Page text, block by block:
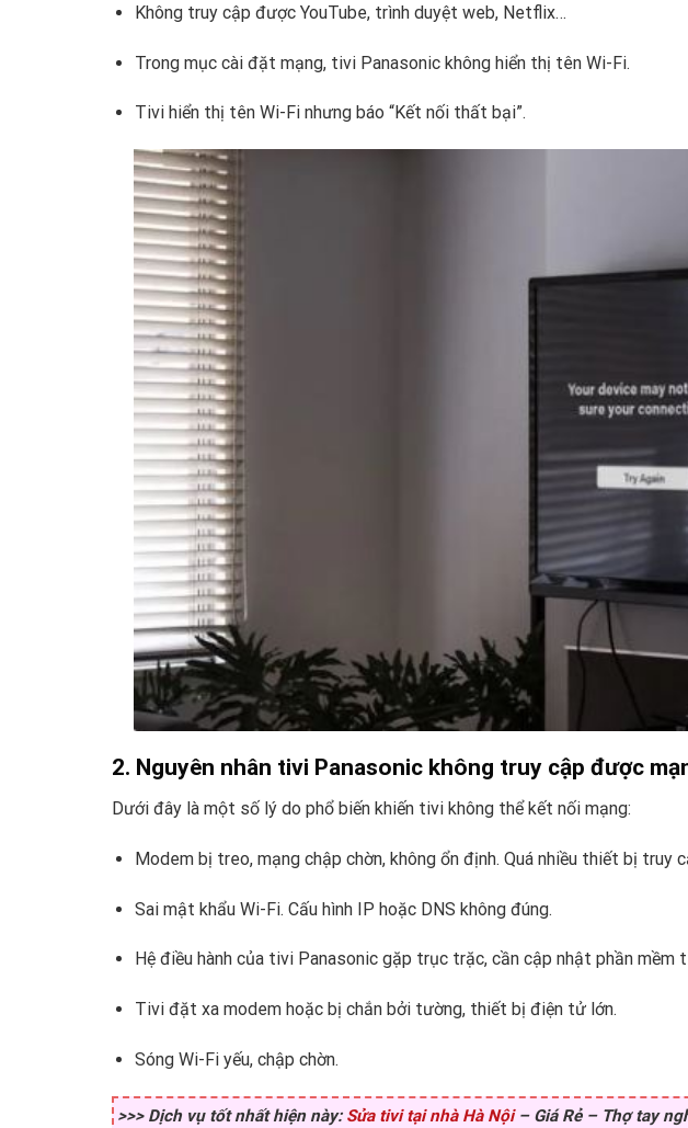
Không truy cập được YouTube, trình duyệt web, Netflix…
Trong mục cài đặt mạng, tivi Panasonic không hiển thị tên Wi-Fi.
Tivi hiển thị tên Wi-Fi nhưng báo “Kết nối thất bại”.
2. Nguyên nhân tivi Panasonic không truy cập được
Dưới đây là một số lý do phổ biến khiến tivi không thể kết nối mạng:
Modem bị treo, mạng chập chờn, không ổn định. Quá nhiều thiết bị truy
Sai mật khẩu Wi-Fi. Cấu hình IP hoặc DNS không đúng.
Hệ điều hành của tivi Panasonic gặp trục trặc, cần cập nhật phần mềm
Tivi đặt xa modem hoặc bị chắn bởi tường, thiết bị điện tử lớn.
Sóng Wi-Fi yếu, chập chờn.
>>> Dịch vụ tốt nhất hiện này: Sửa tivi tại nhà Hà Nội– Giá Rẻ – Thợ tay